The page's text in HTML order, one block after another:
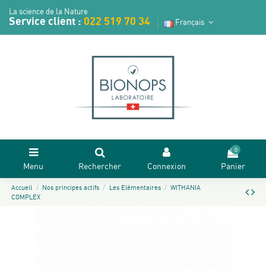
La science de la Nature
Service client : 022 519 70 34 Français
Menu Rechercher Connexion
0
Panier
Accueil Nos principes actifs Les Elémentaires
WITHANIA
COMPLEX